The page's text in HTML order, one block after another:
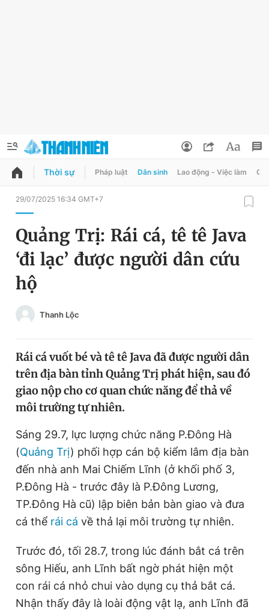
QUẢNG CÁO
Chuyên mục
Chuyên mục khác
Chào ngày mới
Tin thị trường
Video Magazine
Sản phẩm khác
Tiện ích Bạn cần biết
Thông tin tòa soạn Liên hệ quảng cáo
Đọc Thanh Niên trên điện thoại
Đổi mật khẩu
Tin đã lưu
Thời sự Pháp luật Dân sinh Lao động - Việc làm
29/07/2025 16:34 GMT+7
Quảng Trị: Rái cá, tê tê Java
‘đi lạc’ được người dân cứu
hộ
Thanh Lộc
Rái cá vuốt bé và tê tê Java đã được người dân
trên địa bàn tỉnh Quảng Trị phát hiện, sau đó
giao nộp cho cơ quan chức năng để thả về
môi trường tự nhiên.
Sáng 29.7, lực lượng chức năng P.Đông Hà
(Quảng Trị) phối hợp cán bộ kiểm lâm địa bàn
đến nhà anh Mai Chiếm Lĩnh (ở khối phố 3,
P.Đông Hà - trước đây là P.Đông Lương,
TP.Đông Hà cũ) lập biên bản bàn giao và đưa
cá thể rái cá về thả lại môi trường tự nhiên.
Trước đó, tối 28.7, trong lúc đánh bắt cá trên
sông Hiếu, anh Lĩnh bất ngờ phát hiện một
con rái cá nhỏ chui vào dụng cụ thả bắt cá.
Nhận thấy đây là loài động vật lạ, anh Lĩnh đã